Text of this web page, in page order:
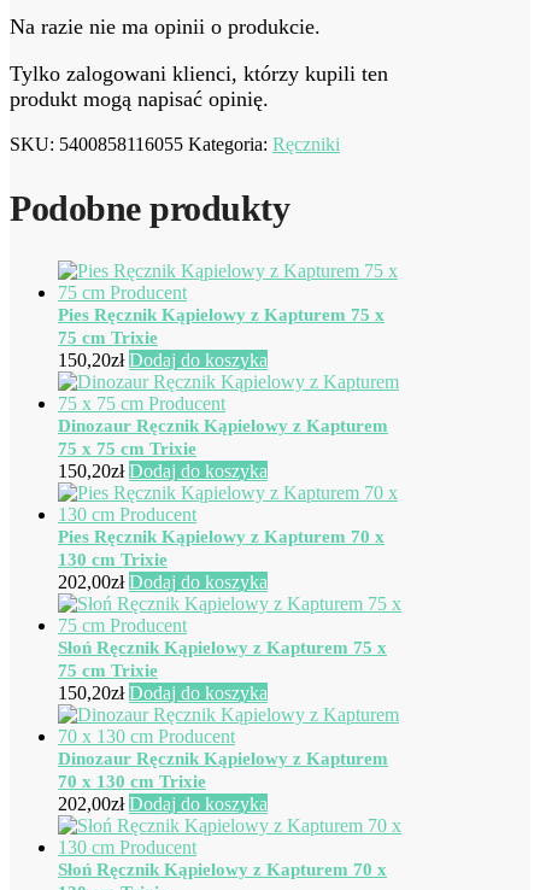
Na razie nie ma opinii o produkcie.
Tylko zalogowani klienci, którzy kupili ten
produkt mogą napisać opinię.
SKU: 5400858116055 Kategoria: Ręczniki
Podobne produkty
Pies Ręcznik Kąpielowy z Kapturem 75 x
75 cm Trixie
150,20zł Dodaj do koszyka
Dinozaur Ręcznik Kąpielowy z Kapturem
75 x 75 cm Trixie
150,20zł Dodaj do koszyka
Pies Ręcznik Kąpielowy z Kapturem 70 x
130 cm Trixie
202,00zł Dodaj do koszyka
Słoń Ręcznik Kąpielowy z Kapturem 75 x
75 cm Trixie
150,20zł Dodaj do koszyka
Dinozaur Ręcznik Kąpielowy z Kapturem
70 x 130 cm Trixie
202,00zł Dodaj do koszyka
Słoń Ręcznik Kąpielowy z Kapturem 70 x